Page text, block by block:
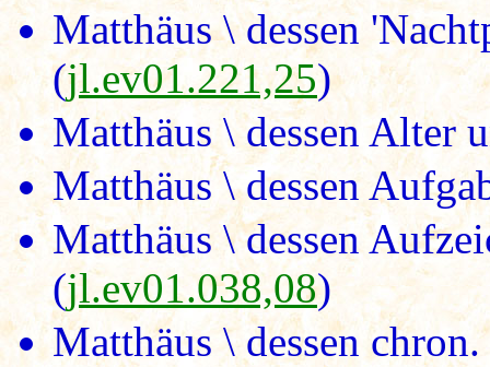
Matthäus \ dessen
(jl.ev01.221,25)
Matthäus \ dessen Alter
Matthäus \ dessen
Matthäus \ dessen
(jl.ev01.038,08)
Matthäus \ dessen